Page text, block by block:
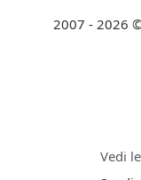
2007 - 2026
Vedi